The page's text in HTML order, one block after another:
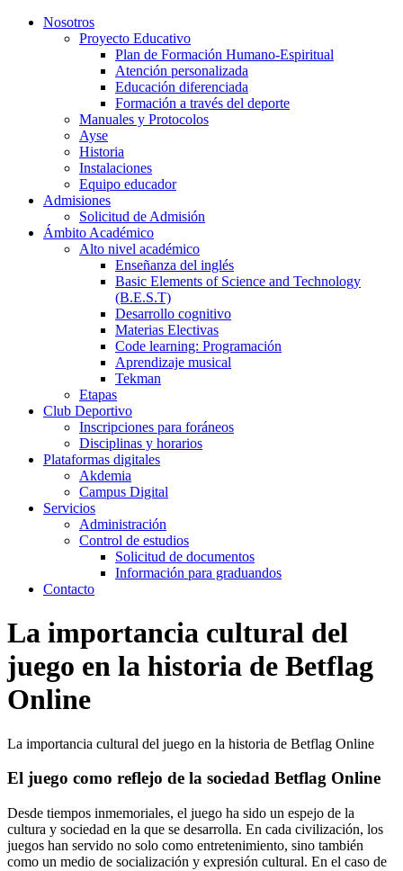
Nosotros
Proyecto Educativo
Plan de Formación Humano-Espiritual
Atención personalizada
Educación diferenciada
Formación a través del deporte
Manuales y Protocolos
Ayse
Historia
Instalaciones
Equipo educador
Admisiones
Solicitud de Admisión
Ámbito Académico
Alto nivel académico
Enseñanza del inglés
Basic Elements of Science and Technology
(B.E.S.T)
Desarrollo cognitivo
Materias Electivas
Code learning: Programación
Aprendizaje musical
Tekman
Etapas
Club Deportivo
Inscripciones para foráneos
Disciplinas y horarios
Plataformas digitales
Akdemia
Campus Digital
Servicios
Administración
Control de estudios
Solicitud de documentos
Información para graduandos
Contacto
La importancia cultural del
juego en la historia de Betflag
Online
La importancia cultural del juego en la historia de Betflag Online
El juego como reflejo de la sociedad Betflag Online
Desde tiempos inmemoriales, el juego ha sido un espejo de la
cultura y sociedad en la que se desarrolla. En cada civilización, los
juegos han servido no solo como entretenimiento, sino también
como un medio de socialización y expresión cultural. En el caso de